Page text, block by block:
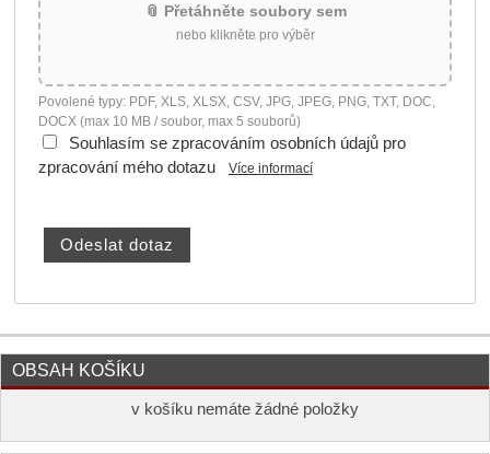
📎 Přetáhněte soubory sem
nebo klikněte pro výběr
Povolené typy: PDF, XLS, XLSX, CSV, JPG, JPEG, PNG, TXT, DOC,
DOCX (max 10 MB / soubor, max 5 souborů)
Souhlasím se zpracováním osobních údajů pro
zpracování mého dotazu
Více informací
OBSAH KOŠÍKU
v košíku nemáte žádné položky